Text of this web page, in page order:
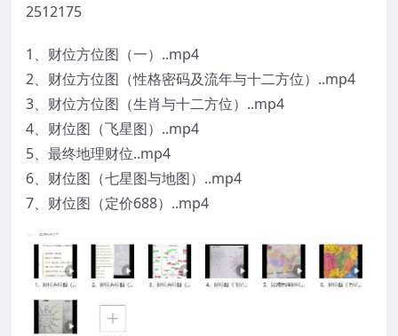
2512175
1、财位方位图（一）..mp4
2、财位方位图（性格密码及流年与十二方位）..mp4
3、财位方位图（生肖与十二方位）..mp4
4、财位图（飞星图）..mp4
5、最终地理财位..mp4
6、财位图（七星图与地图）..mp4
7、财位图（定价688）..mp4